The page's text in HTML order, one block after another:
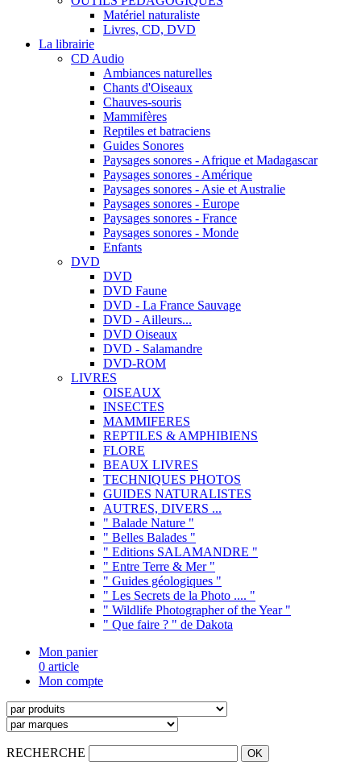
Matériel naturaliste
Livres, CD, DVD
La librairie
CD Audio
Ambiances naturelles
Chants d'Oiseaux
Chauves-souris
Mammifères
Reptiles et batraciens
Guides Sonores
Paysages sonores - Afrique et Madagascar
Paysages sonores - Amérique
Paysages sonores - Asie et Australie
Paysages sonores - Europe
Paysages sonores - France
Paysages sonores - Monde
Enfants
DVD
DVD
DVD Faune
DVD - La France Sauvage
DVD - Ailleurs...
DVD Oiseaux
DVD - Salamandre
DVD-ROM
LIVRES
OISEAUX
INSECTES
MAMMIFERES
REPTILES & AMPHIBIENS
FLORE
BEAUX LIVRES
TECHNIQUES PHOTOS
GUIDES NATURALISTES
AUTRES, DIVERS ...
" Balade Nature "
" Belles Balades "
" Editions SALAMANDRE "
" Entre Terre & Mer "
" Guides géologiques "
" Les Secrets de la Photo .... "
" Wildlife Photographer of the Year "
" Que faire ? " de Dakota
Mon panier
0 article
Mon compte
RECHERCHE